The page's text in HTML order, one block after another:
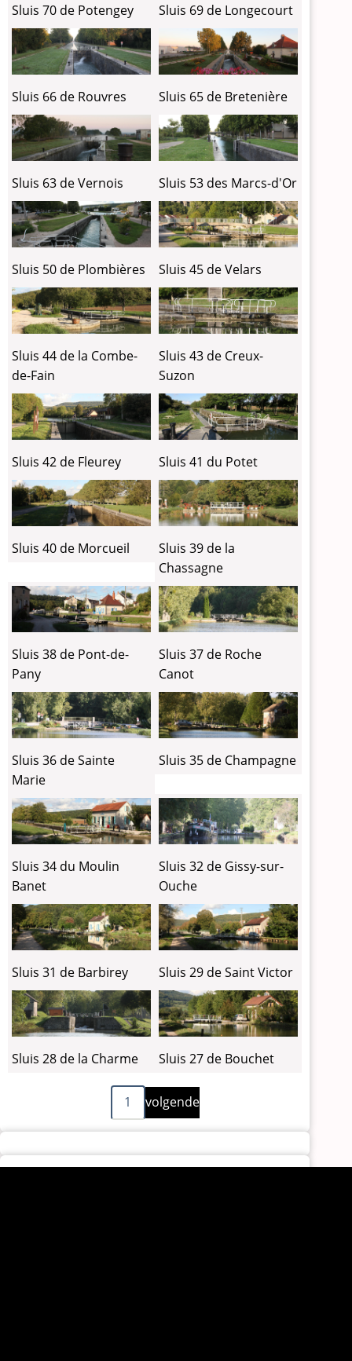
Sluis 70 de Potengey Sluis 69 de Longecourt
Sluis 66 de Rouvres Sluis 65 de Bretenière
Sluis 63 de Vernois Sluis 53 des Marcs-d'Or
Sluis 50 de Plombières Sluis 45 de Velars
Sluis 44 de la Combe-
de-Fain
Sluis 43 de Creux-
Suzon
Sluis 42 de Fleurey Sluis 41 du Potet
Sluis 40 de Morcueil
Sluis 39 de la
Chassagne
Sluis 38 de Pont-de-
Pany
Sluis 37 de Roche
Canot
Sluis 36 de Sainte
Marie
Sluis 35 de Champagne
Sluis 34 du Moulin
Banet
Sluis 32 de Gissy-sur-
Ouche
Sluis 31 de Barbirey Sluis 29 de Saint Victor
Sluis 28 de la Charme Sluis 27 de Bouchet
1
Volgende
pagina
volgende